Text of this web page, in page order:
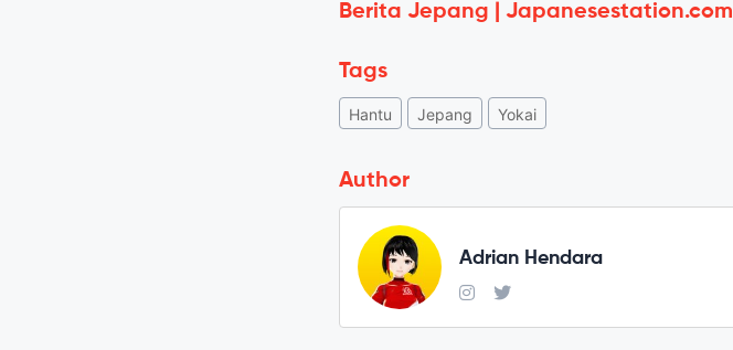
Berita Jepang | Japanesestation.com
Tags
Hantu Jepang Yokai
Author
Adrian Hendara